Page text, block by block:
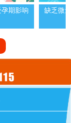
期影响
缺乏微